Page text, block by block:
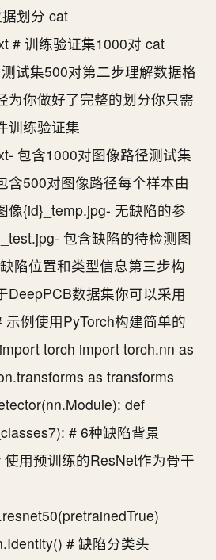
划分 cat
# 训练验证集1000对 cat
试集500对第二步理解数据格
为你做好了完整的划分你只需
训练验证集
包含1000对图像路径测试集
含500对图像路径每个样本由
像{id}_temp.jpg- 无缺陷的参
包含缺陷的待检测图
陷位置和类型信息第三步构
DeepPCB数据集你可以采用
例使用PyTorch构建简单的
torch import torch.nn as
as transforms
def
# 6种缺陷背景
用预训练的ResNet作为骨干
# 缺陷分类头